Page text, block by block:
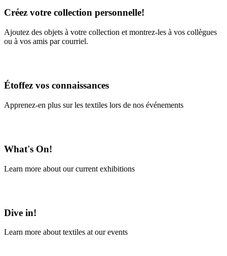
Créez votre collection personnelle!
Ajoutez des objets à votre collection et montrez-les à vos collègues
ou à vos amis par courriel.
Étoffez vos connaissances
Apprenez-en plus sur les textiles lors de nos événements
What's On!
Learn more about our current exhibitions
Dive in!
Learn more about textiles at our events